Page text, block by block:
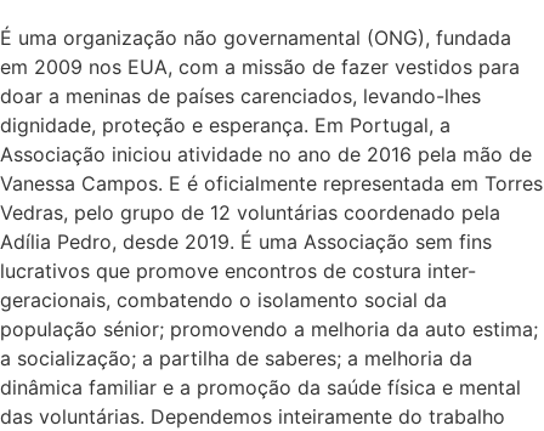
É uma organização não governamental (ONG), fundada
em 2009 nos EUA, com a missão de fazer vestidos para
doar a meninas de países carenciados, levando-lhes
dignidade, proteção e esperança. Em Portugal, a
Associação iniciou atividade no ano de 2016 pela mão de
Vanessa Campos. E é oficialmente representada em Torres
Vedras, pelo grupo de 12 voluntárias coordenado pela
Adília Pedro, desde 2019. É uma Associação sem fins
lucrativos que promove encontros de costura inter-
geracionais, combatendo o isolamento social da
população sénior; promovendo a melhoria da auto estima;
a socialização; a partilha de saberes; a melhoria da
dinâmica familiar e a promoção da saúde física e mental
das voluntárias. Dependemos inteiramente do trabalho